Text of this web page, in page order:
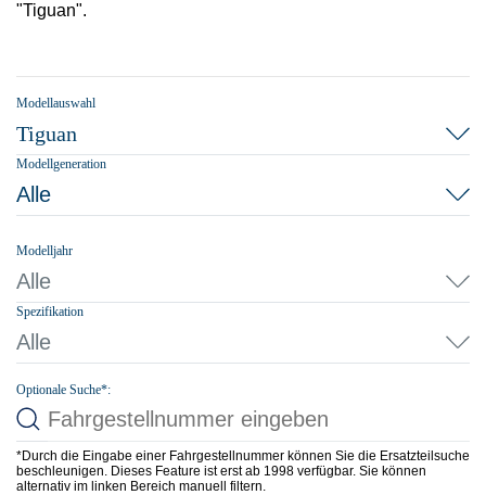
"Tiguan".
Modellauswahl
Tiguan
Modellgeneration
Alle
Modelljahr
Alle
Spezifikation
Alle
Optionale Suche*:
*Durch die Eingabe einer Fahrgestellnummer können Sie die Ersatzteilsuche
beschleunigen. Dieses Feature ist erst ab 1998 verfügbar. Sie können
alternativ im linken Bereich manuell filtern.